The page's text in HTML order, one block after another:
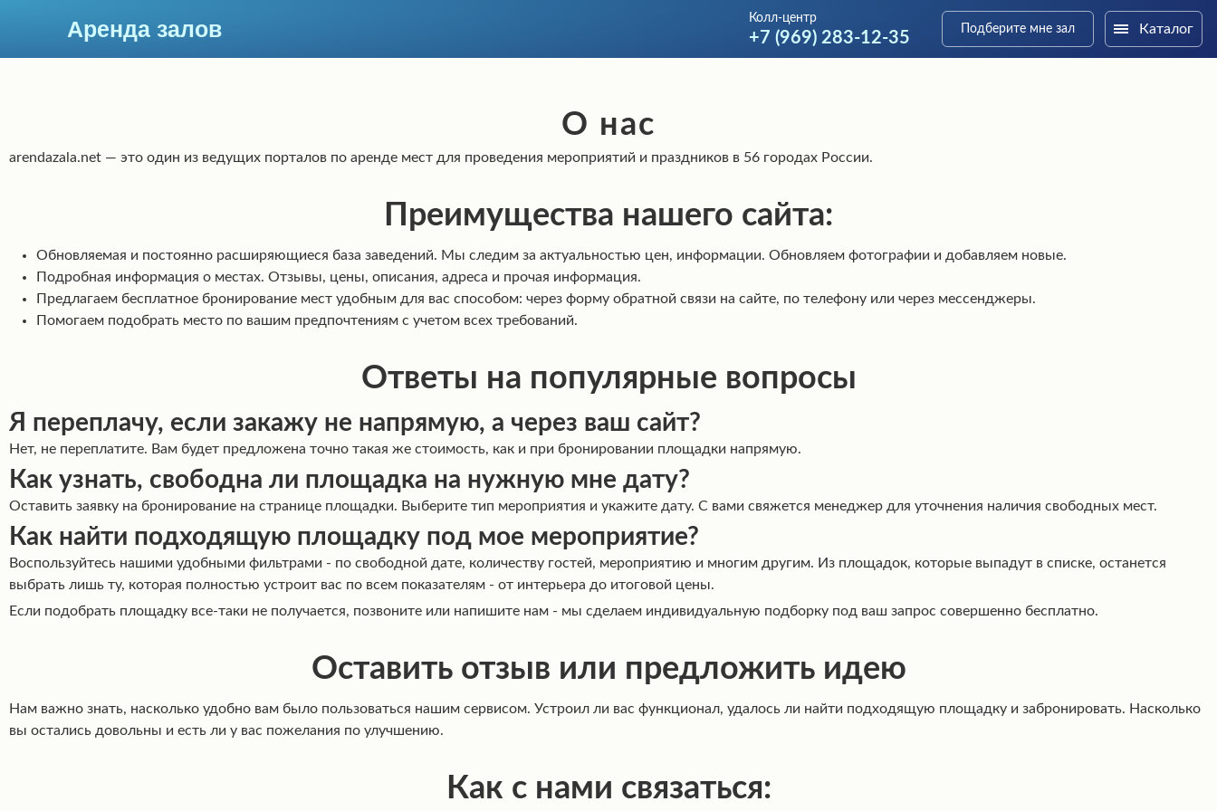
Аренда залов
Москва
Колл-центр
Колл-центр
+7 (969) 283-12-35 Подберите мне зал Каталог
О нас
arendazala.net — это один из ведущих порталов по аренде мест для проведения мероприятий и праздников в 56 городах России.
Преимущества нашего сайта:
Обновляемая и постоянно расширяющиеся база заведений. Мы следим за актуальностью цен, информации. Обновляем фотографии и добавляем новые.
Подробная информация о местах. Отзывы, цены, описания, адреса и прочая информация.
Предлагаем бесплатное бронирование мест удобным для вас способом: через форму обратной связи на сайте, по телефону или через мессенджеры.
Помогаем подобрать место по вашим предпочтениям с учетом всех требований.
Ответы на популярные вопросы
Я переплачу, если закажу не напрямую, а через ваш сайт?
Нет, не переплатите. Вам будет предложена точно такая же стоимость, как и при бронировании площадки напрямую.
Как узнать, свободна ли площадка на нужную мне дату?
Оставить заявку на бронирование на странице площадки. Выберите тип мероприятия и укажите дату. С вами свяжется менеджер для уточнения наличия свободных мест.
Как найти подходящую площадку под мое мероприятие?
Воспользуйтесь нашими удобными фильтрами - по свободной дате, количеству гостей, мероприятию и многим другим. Из площадок, которые выпадут в списке, останется
выбрать лишь ту, которая полностью устроит вас по всем показателям - от интерьера до итоговой цены.
Если подобрать площадку все-таки не получается, позвоните или напишите нам - мы сделаем индивидуальную подборку под ваш запрос совершенно бесплатно.
Оставить отзыв или предложить идею
Нам важно знать, насколько удобно вам было пользоваться нашим сервисом. Устроил ли вас функционал, удалось ли найти подходящую площадку и забронировать. Насколько
вы остались довольны и есть ли у вас пожелания по улучшению.
Как с нами связаться: